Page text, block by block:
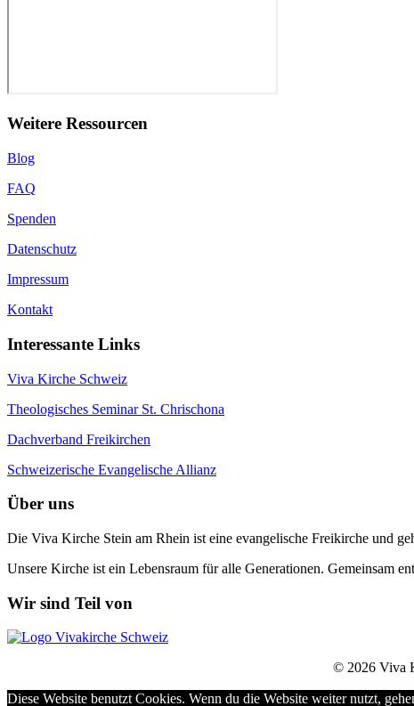
Weitere Ressourcen
Blog
FAQ
Spenden
Datenschutz
Impressum
Kontakt
Interessante Links
Viva Kirche Schweiz
Theologisches Seminar St. Chrischona
Dachverband Freikirchen
Schweizerische Evangelische Allianz
Über uns
Die Viva Kirche Stein am Rhein ist eine evangelische Freikirche und
Unsere Kirche ist ein Lebensraum für alle Generationen. Gemeinsam
Wir sind Teil von
© 2026 Viva
Diese Website benutzt Cookies. Wenn du die Website weiter nutzt,